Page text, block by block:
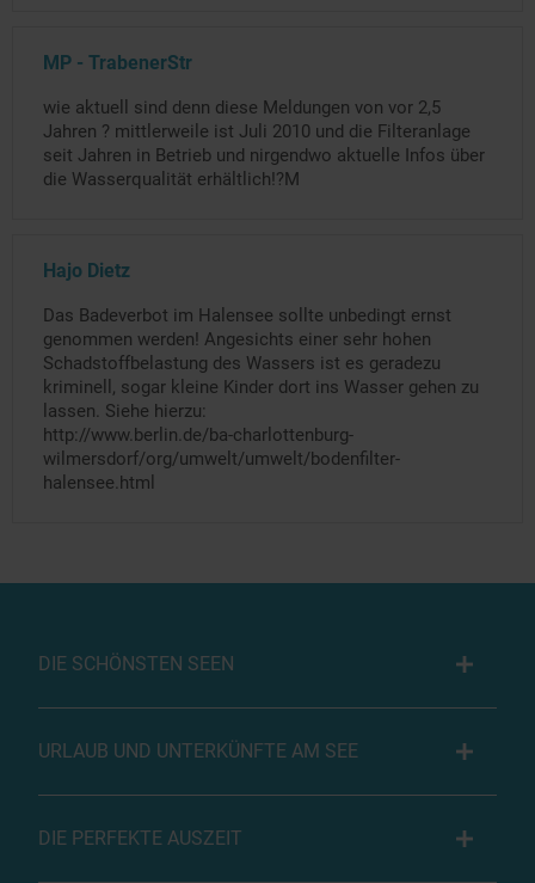
MP - TrabenerStr
wie aktuell sind denn diese Meldungen von vor 2,5
Jahren ? mittlerweile ist Juli 2010 und die Filteranlage
seit Jahren in Betrieb und nirgendwo aktuelle Infos über
die Wasserqualität erhältlich!?M
Hajo Dietz
Das Badeverbot im Halensee sollte unbedingt ernst
genommen werden! Angesichts einer sehr hohen
Schadstoffbelastung des Wassers ist es geradezu
kriminell, sogar kleine Kinder dort ins Wasser gehen zu
lassen. Siehe hierzu:
http://www.berlin.de/ba-charlottenburg-
wilmersdorf/org/umwelt/umwelt/bodenfilter-
halensee.html
DIE SCHÖNSTEN SEEN
URLAUB UND UNTERKÜNFTE AM SEE
DIE PERFEKTE AUSZEIT